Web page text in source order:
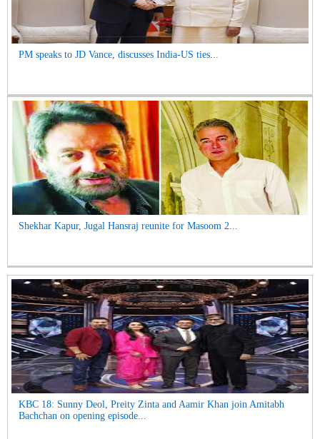
PM speaks to JD Vance, discusses India-US ties...
Shekhar Kapur, Jugal Hansraj reunite for Masoom 2...
KBC 18: Sunny Deol, Preity Zinta and Aamir Khan join Amitabh
Bachchan on opening episode...